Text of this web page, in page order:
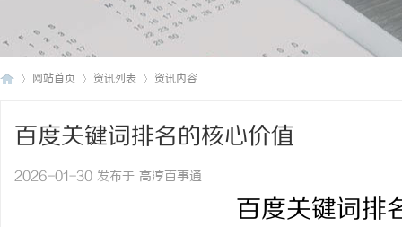
网站首页 资讯列表 资讯内容
百度关键词排名的核心价值
2026-01-30 发布于 高淳百事通
百度关键词排